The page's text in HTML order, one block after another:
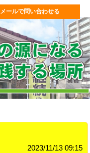
メールで問い合わせる
2023/11/13 09:15